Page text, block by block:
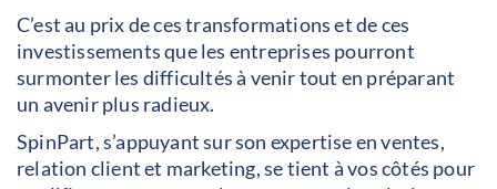
C’est au prix de ces transformations et de ces
investissements que les entreprises pourront
surmonter les difficultés à venir tout en préparant
un avenir plus radieux.
SpinPart, s’appuyant sur son expertise en ventes,
relation client et marketing, se tient à vos côtés pour